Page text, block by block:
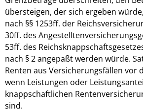
übersteigen, der sich ergeben
nach §§ 1253ff. der
30ff. des
53ff. des
nach § 2 angepaßt werden würde.
Renten aus Versicherungsfällen vor
wenn Leistungen oder
knappschaftlichen
sind.